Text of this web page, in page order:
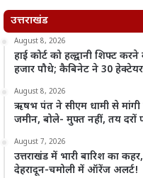
उत्तराखंड
August 8, 2026
हाई कोर्ट को हल्द्वानी शिफ्ट
हजार पौधे; कैबिनेट ने 30
August 8, 2026
ऋषभ पंत ने सीएम धामी से मांगी
जमीन, बोले- मुफ्त नहीं, तय दरों
August 7, 2026
उत्तराखंड में भारी बारिश का कहर,
देहरादून-चमोली में ऑरेंज अलर्ट!